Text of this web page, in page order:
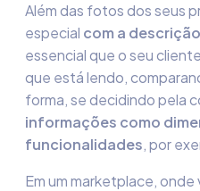
Além das fotos dos seus
especial com a
essencial que o seu
que está lendo,
forma, se decidindo pela
informações como
funcionalidades, por
Em um marketplace,